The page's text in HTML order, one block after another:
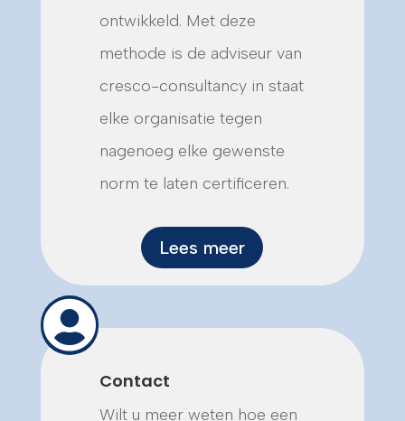
ontwikkeld. Met deze
methode is de adviseur van
cresco-consultancy in staat
elke organisatie tegen
nagenoeg elke gewenste
norm te laten certificeren.
Lees meer

Contact
Wilt u meer weten hoe een